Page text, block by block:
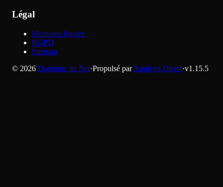
Légal
Mentions légales
RGPD
Sitemap
© 2026 Domaine du Net·Propulsé par Appli en Direct·v1.15.5